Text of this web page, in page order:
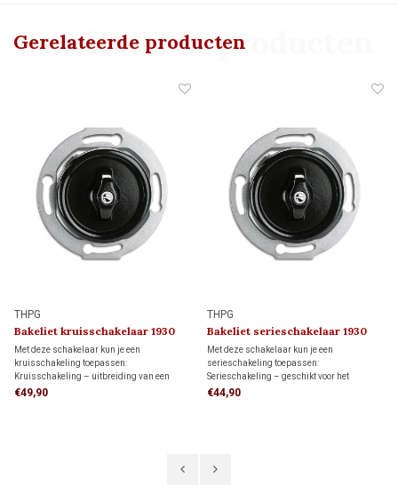
Gerelateerde producten
Gerelateerde producten
THPG
Bakeliet kruisschakelaar 1930
Met deze schakelaar kun je een
kruisschakeling toepassen:
Kruisschakeling – uitbreiding van een
wisselschakeling waarmee een lamp of
€49,90
THPG
Bakeliet serieschakelaar 1930
Met deze schakelaar kun je een
serieschakeling toepassen:
Serieschakeling – geschikt voor het
onafhankelijk schakelen van twee
€44,90